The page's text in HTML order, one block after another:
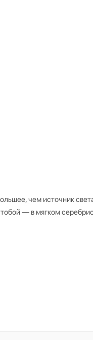
чем источник
— в мягком